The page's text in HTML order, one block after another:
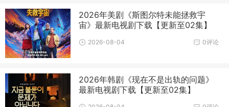
2026年美剧《斯图尔特未能拯救宇
宙》最新电视剧下载【更新至02集】
0评论
2026-08-04
2026年韩剧《现在不是出轨的问题》
最新电视剧下载【更新至02集】